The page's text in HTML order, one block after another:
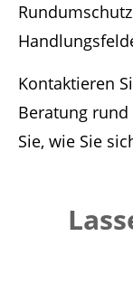
Kontaktieren
Beratung
Sie, wie Sie